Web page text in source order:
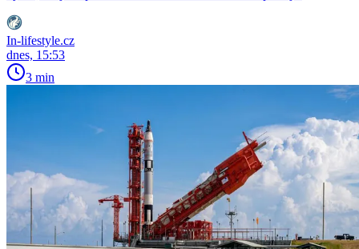
In-lifestyle.cz
dnes, 15:53
3 min